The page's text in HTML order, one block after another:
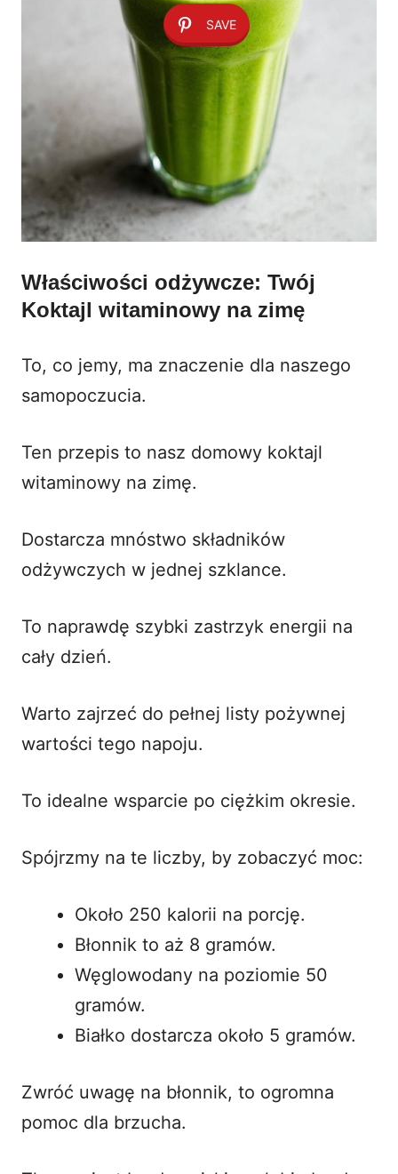
SAVE
Właściwości odżywcze: Twój
Koktajl witaminowy na zimę
To, co jemy, ma znaczenie dla naszego
samopoczucia.
Ten przepis to nasz domowy koktajl
witaminowy na zimę.
Dostarcza mnóstwo składników
odżywczych w jednej szklance.
To naprawdę szybki zastrzyk energii na
cały dzień.
Warto zajrzeć do pełnej listy pożywnej
wartości tego napoju.
To idealne wsparcie po ciężkim okresie.
Spójrzmy na te liczby, by zobaczyć moc:
Około 250 kalorii na porcję.
Błonnik to aż 8 gramów.
Węglowodany na poziomie 50
gramów.
Białko dostarcza około 5 gramów.
Zwróć uwagę na błonnik, to ogromna
pomoc dla brzucha.